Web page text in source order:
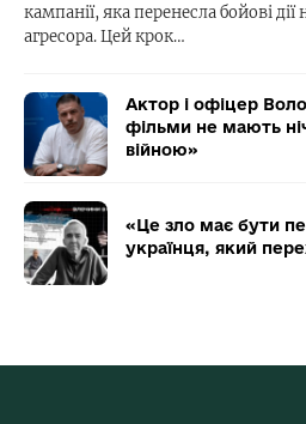
кампанії, яка перенесла бойові
агресора. Цей крок…
Актор і офіцер
фільми не мають
війною»
«Це зло має бути
українця, який